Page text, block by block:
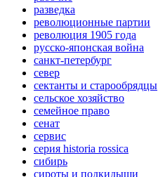
разведка
революционные партии
революция 1905 года
русско-японская война
санкт-петербург
север
сектанты и старообрядцы
сельское хозяйство
семейное право
сенат
сервис
серия historia rossica
сибирь
сироты и подкидыши